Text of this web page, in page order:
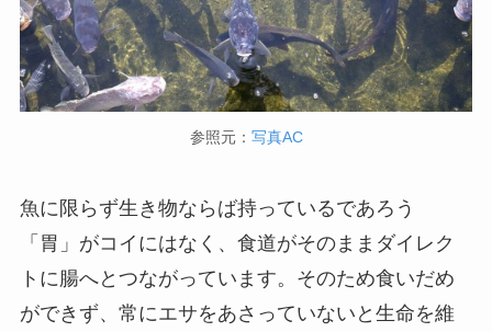
参照元： 写真AC
魚に限らず生き物ならば持っているであろう
「胃」がコイにはなく、食道がそのままダイレク
トに腸へとつながっています。そのため食いだめ
ができず、常にエサをあさっていないと生命を維